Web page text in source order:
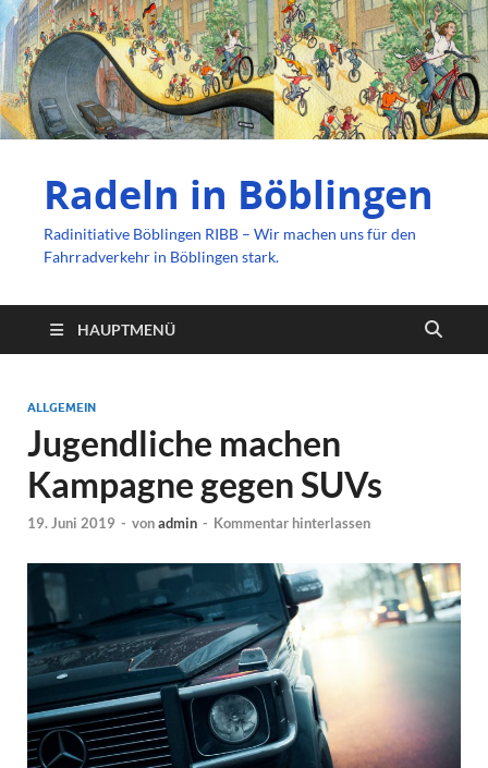
Radeln in Böblingen
Radinitiative Böblingen RIBB – Wir machen uns für den
Fahrradverkehr in Böblingen stark.
HAUPTMENÜ
ALLGEMEIN
Jugendliche machen
Kampagne gegen SUVs
19. Juni 2019 - vonadmin - Kommentar hinterlassen